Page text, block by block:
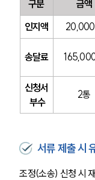
구분 금액
인지액
송달료
신청서
부수
2통
서류 제출 시
조정(소송) 신청 시